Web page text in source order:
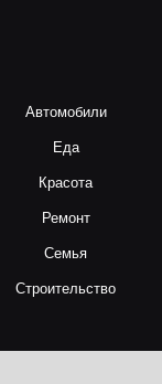
Автомобили
Еда
Красота
Ремонт
Семья
Строительство